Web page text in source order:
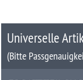
|
Carport
Universelle
(Bitte